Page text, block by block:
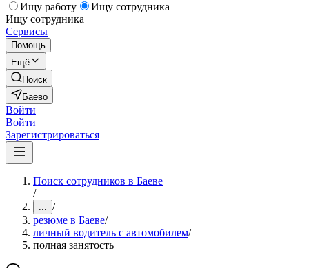
Ищу работу
Ищу сотрудника
Ищу сотрудника
Сервисы
Помощь
Ещё
Поиск
Баево
Войти
Войти
Зарегистрироваться
Поиск сотрудников в Баеве
/
... /
резюме в Баеве/
личный водитель с автомобилем/
полная занятость